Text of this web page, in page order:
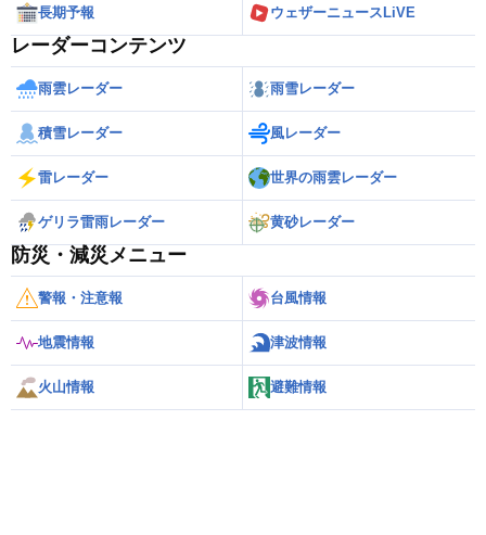
長期予報 ウェザーニュースLiVE
レーダーコンテンツ
雨雲レーダー 雨雪レーダー
積雪レーダー 風レーダー
雷レーダー 世界の雨雲レーダー
ゲリラ雷雨レーダー 黄砂レーダー
防災・減災メニュー
警報・注意報 台風情報
地震情報 津波情報
火山情報 避難情報